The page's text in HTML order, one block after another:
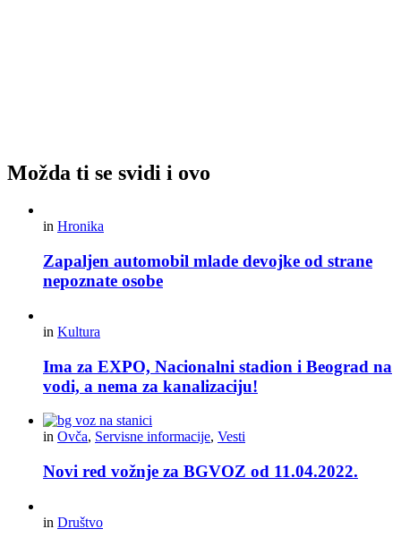
Možda ti se svidi i ovo
in Hronika
Zapaljen automobil mlade devojke od strane
nepoznate osobe
in Kultura
Ima za EXPO, Nacionalni stadion i Beograd na
vodi, a nema za kanalizaciju!
in Ovča, Servisne informacije, Vesti
Novi red vožnje za BGVOZ od 11.04.2022.
in Društvo